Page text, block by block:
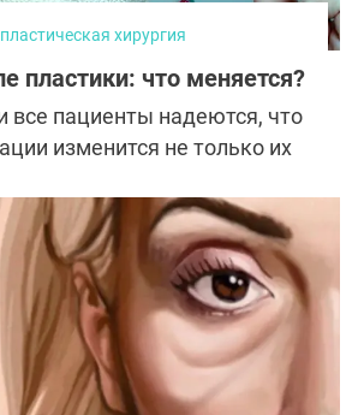
пластическая хирургия
пластики: что меняется?
все пациенты надеются, что
изменится не только их
действительно
Рассказываем, какая
пластики, к чему нужно
а на какие чудеса лучше не
рассчитывать.